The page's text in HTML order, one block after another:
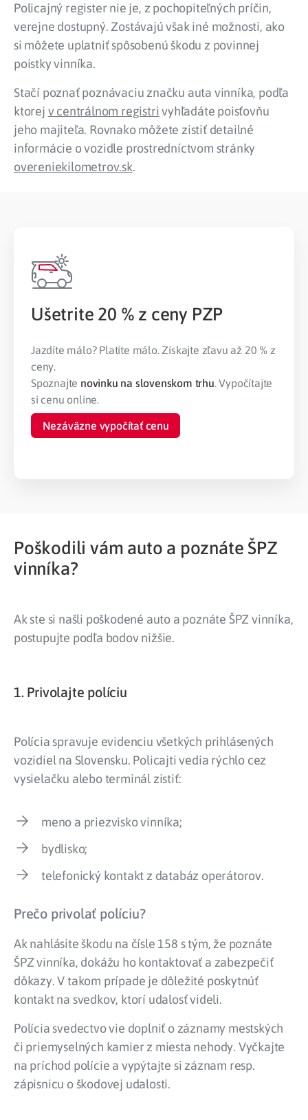
Policajný register nie je, z pochopiteľných príčin,
verejne dostupný. Zostávajú však iné možnosti, ako
si môžete uplatniť spôsobenú škodu z povinnej
poistky vinníka.
Stačí poznať poznávaciu značku auta vinníka, podľa
ktorej v centrálnom registri vyhľadáte poisťovňu
jeho majiteľa. Rovnako môžete zistiť detailné
informácie o vozidle prostredníctvom stránky
overeniekilometrov.sk.
Ušetrite 20 % z ceny PZP
Jazdíte málo? Platíte málo. Získajte zľavu až 20 % z
ceny.
Spoznajte novinku na slovenskom trhu. Vypočítajte
si cenu online.
Nezáväzne vypočítať cenu
Poškodili vám auto a poznáte ŠPZ
vinníka?
Ak ste si našli poškodené auto a poznáte ŠPZ vinníka,
postupujte podľa bodov nižšie.
1. Privolajte políciu
Polícia spravuje evidenciu všetkých prihlásených
vozidiel na Slovensku. Policajti vedia rýchlo cez
vysielačku alebo terminál zistiť:
meno a priezvisko vinníka;
bydlisko;
telefonický kontakt z databáz operátorov.
Prečo privolať políciu?
Ak nahlásite škodu na čísle 158 s tým, že poznáte
ŠPZ vinníka, dokážu ho kontaktovať a zabezpečiť
dôkazy. V takom prípade je dôležité poskytnúť
kontakt na svedkov, ktorí udalosť videli.
Polícia svedectvo vie doplniť o záznamy mestských
či priemyselných kamier z miesta nehody. Vyčkajte
na príchod polície a vypýtajte si záznam resp.
zápisnicu o škodovej udalosti.